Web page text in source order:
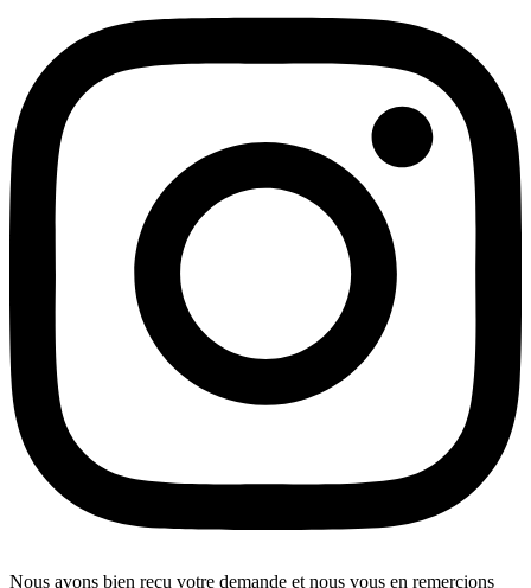
Nous avons bien reçu votre demande et nous vous en remercions